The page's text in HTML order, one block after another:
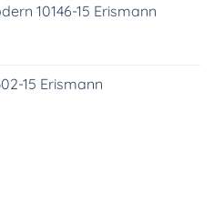
10146-15 Erismann
15 Erismann